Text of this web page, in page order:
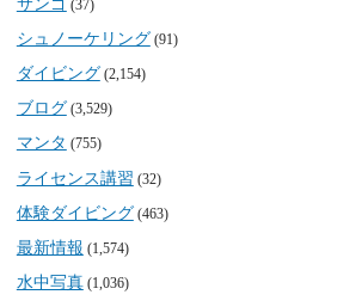
サンゴ(37)
シュノーケリング(91)
ダイビング (2,154)
ブログ (3,529)
マンタ (755)
ライセンス講習 (32)
体験ダイビング(463)
最新情報 (1,574)
水中写真(1,036)